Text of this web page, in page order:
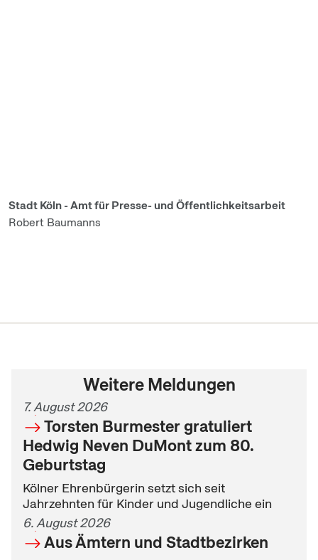
Stadt Köln - Amt für Presse- und Öffentlichkeitsarbeit
Robert Baumanns
Weitere Meldungen
7. August 2026
Torsten Burmester gratuliert
Hedwig Neven DuMont zum 80.
Geburtstag
Kölner Ehrenbürgerin setzt sich seit
Jahrzehnten für Kinder und Jugendliche ein
6. August 2026
Aus Ämtern und Stadtbezirken